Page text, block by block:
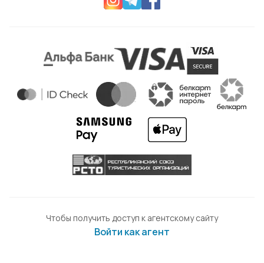
Чтобы получить доступ к агентскому сайту
Войти как агент